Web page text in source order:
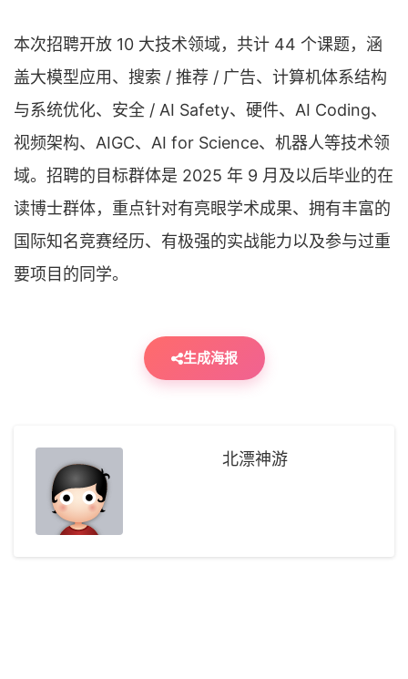
本次招聘开放 10 大技术领域，共计 44 个课题，涵
盖大模型应用、搜索 / 推荐 / 广告、计算机体系结构
与系统优化、安全 / AI Safety、硬件、AI Coding、
视频架构、AIGC、AI for Science、机器人等技术领
域。招聘的目标群体是 2025 年 9 月及以后毕业的在
读博士群体，重点针对有亮眼学术成果、拥有丰富的
国际知名竞赛经历、有极强的实战能力以及参与过重
要项目的同学。
生成海报
北漂神游